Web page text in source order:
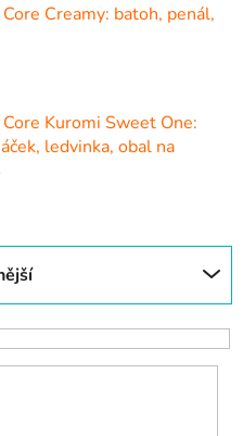
Creamy: batoh, penál,
Kuromi Sweet One:
ledvinka, obal na